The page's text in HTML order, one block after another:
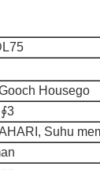
Housego
Suhu